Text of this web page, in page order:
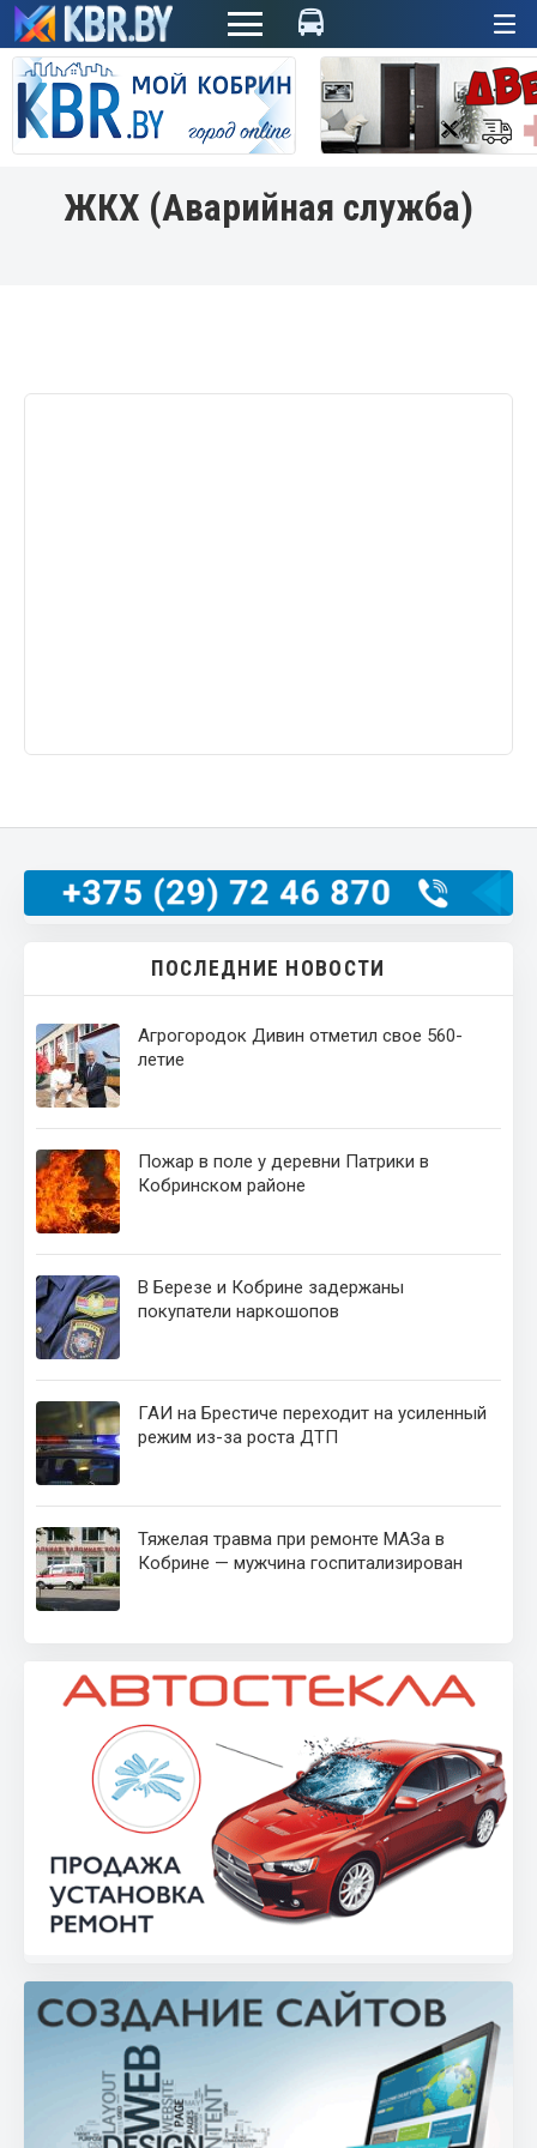
ЖКХ (Аварийная служба)
ПОСЛЕДНИЕ НОВОСТИ
Агрогородок Дивин отметил свое 560-
летие
Пожар в поле у деревни Патрики в
Кобринском районе
В Березе и Кобрине задержаны
покупатели наркошопов
ГАИ на Брестиче переходит на усиленный
режим из-за роста ДТП
Тяжелая травма при ремонте МАЗа в
Кобрине — мужчина госпитализирован